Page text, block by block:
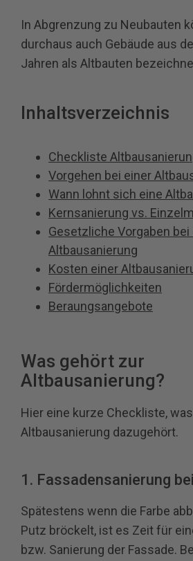
In Abgrenzung zu Neubauten
durchaus auch Gebäude aus
Jahren als Altbauten
Inhaltsverzeichnis
Checkliste
Vorgehen bei einer
Wann lohnt sich eine
Kernsanierung vs.
Gesetzliche Vorgaben bei
Altbausanierung
Kosten einer
Fördermöglichkeiten
Beraungsangebote
Was gehört zur
Altbausanierung?
Hier eine kurze Checkliste,
Altbausanierung dazugehört.
1. Fassadensanierung
Spätestens wenn die Farbe
Putz bröckelt, ist es Zeit für
bzw. Sanierung der Fassade.